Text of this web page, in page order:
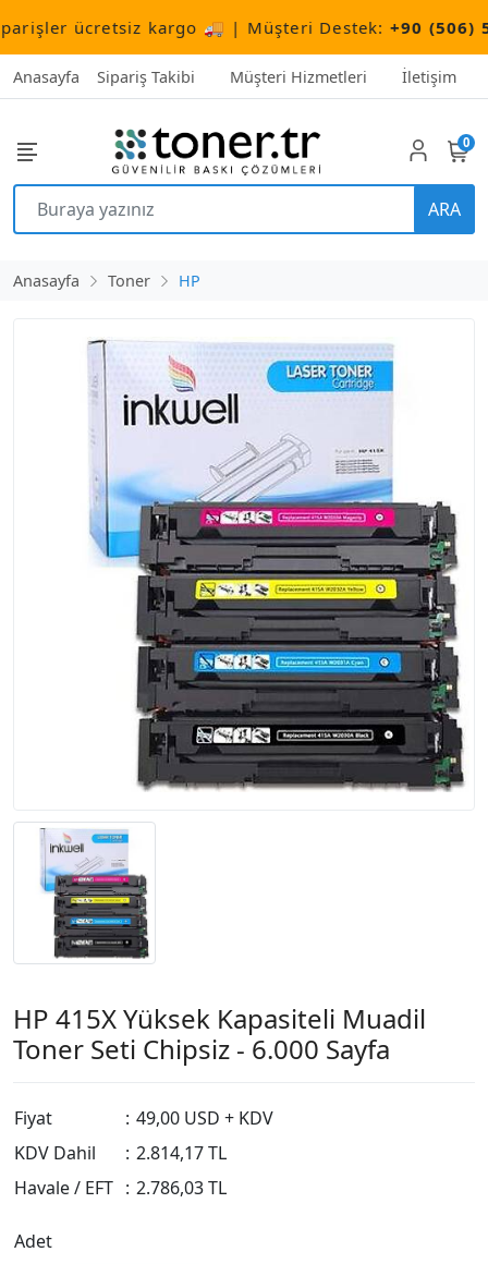
ücretsiz kargo 🚚 | Müşteri Destek:+90 (506) 503
Anasayfa Sipariş Takibi Müşteri Hizmetleri İletişim
ARA
0
Anasayfa Toner HP
HP 415X Yüksek Kapasiteli Muadil
Toner Seti Chipsiz - 6.000 Sayfa
Fiyat : 49,00 USD + KDV
KDV Dahil
: 2.814,17 TL
Havale / EFT : 2.786,03 TL
Adet